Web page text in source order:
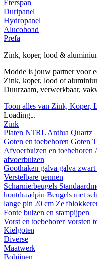
Eterspan
Duripanel
Hydropanel
Alucobond
Prefa
Zink, koper, lood &
Modde is jouw partner voor
Zink, koper, lood of
Duurzaam, verwerkbaar,
Toon alles van Zink, Koper,
Loading...
Zink
Platen NTRL Anthra Quartz
Goten en toebehoren Goten
Afvoerbuizen en toebehoren
afvoerbuizen
Goothaken galva galva zwart
Verstelbare pennen
Scharnierbeugels
houtdraadpin Beugels met
lange pin 20 cm
Fonte buizen en stampijpen
Vorst en toebehoren vorsten
Kielgoten
Diverse
Maatwerk
Bobijnen